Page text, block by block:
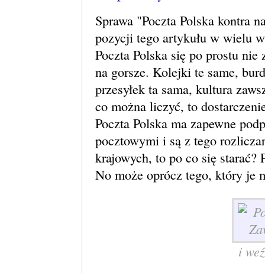
Sprawa "Poczta Polska kontra
pozycji tego artykułu w wielu
Poczta Polska się po prostu
na gorsze. Kolejki te same,
przesyłek ta sama, kultura
co można liczyć, to
Poczta Polska ma zapewne
pocztowymi i są z tego
krajowych, to po co się
No może oprócz tego, który je
i